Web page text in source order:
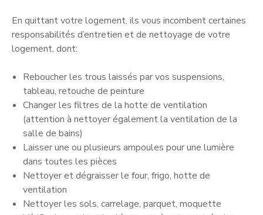
En quittant votre logement, ils vous incombent certaines
responsabilités d’entretien et de nettoyage de votre
logement, dont:
Reboucher les trous laissés par vos suspensions,
tableau, retouche de peinture
Changer les filtres de la hotte de ventilation
(attention à nettoyer également la ventilation de la
salle de bains)
Laisser une ou plusieurs ampoules pour une lumière
dans toutes les pièces
Nettoyer et dégraisser le four, frigo, hotte de
ventilation
Nettoyer les sols, carrelage, parquet, moquette